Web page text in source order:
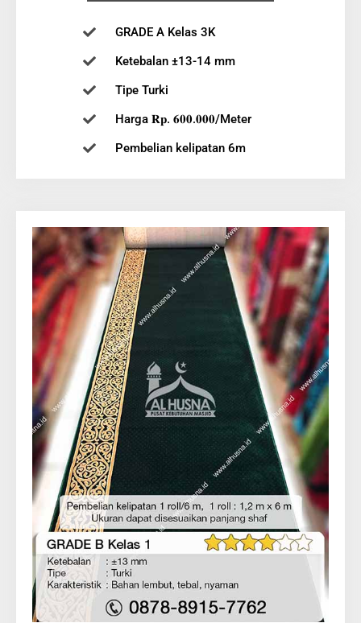
Ketebalan ±13-14 mm
Tipe Turki
Harga 𝐑𝐩. 𝟔𝟎𝟎.𝟎𝟎𝟎/Meter
Pembelian kelipatan 6m